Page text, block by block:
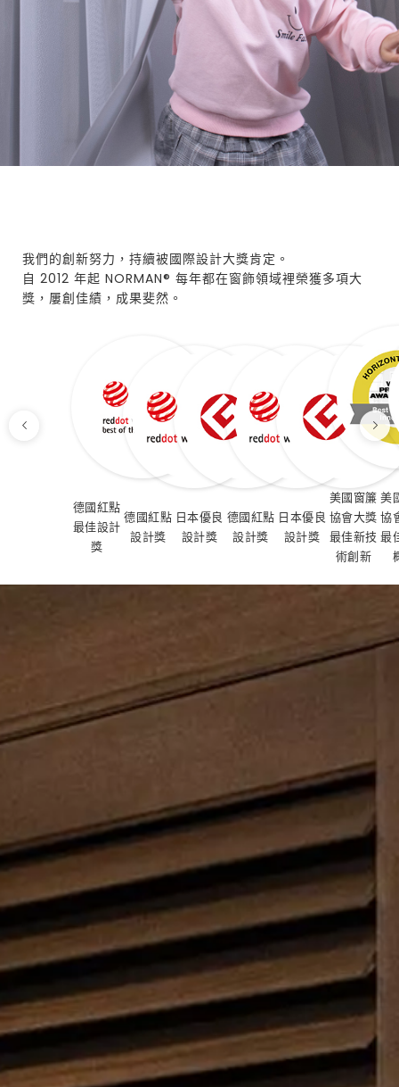
我們的創新努力，持續被國際設計大獎肯定。
自 2012 年起 NORMAN® 每年都在窗飾領域裡榮獲多項大
獎，屢創佳績，成果斐然。
德國紅點
最佳設計
獎
德國紅點
設計獎
日本優良
設計獎
德國紅點
設計獎
日本優良
設計獎
美國窗簾
協會大獎
最佳新技
術創新
美
協
最